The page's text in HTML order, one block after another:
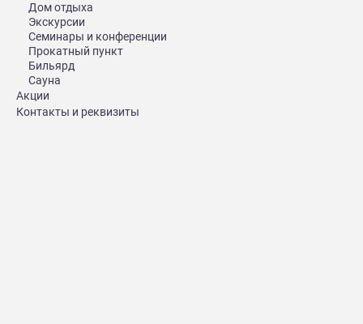
Дом отдыха
Экскурсии
Семинары и конференции
Прокатный пункт
Бильярд
Сауна
Акции
Контакты и реквизиты